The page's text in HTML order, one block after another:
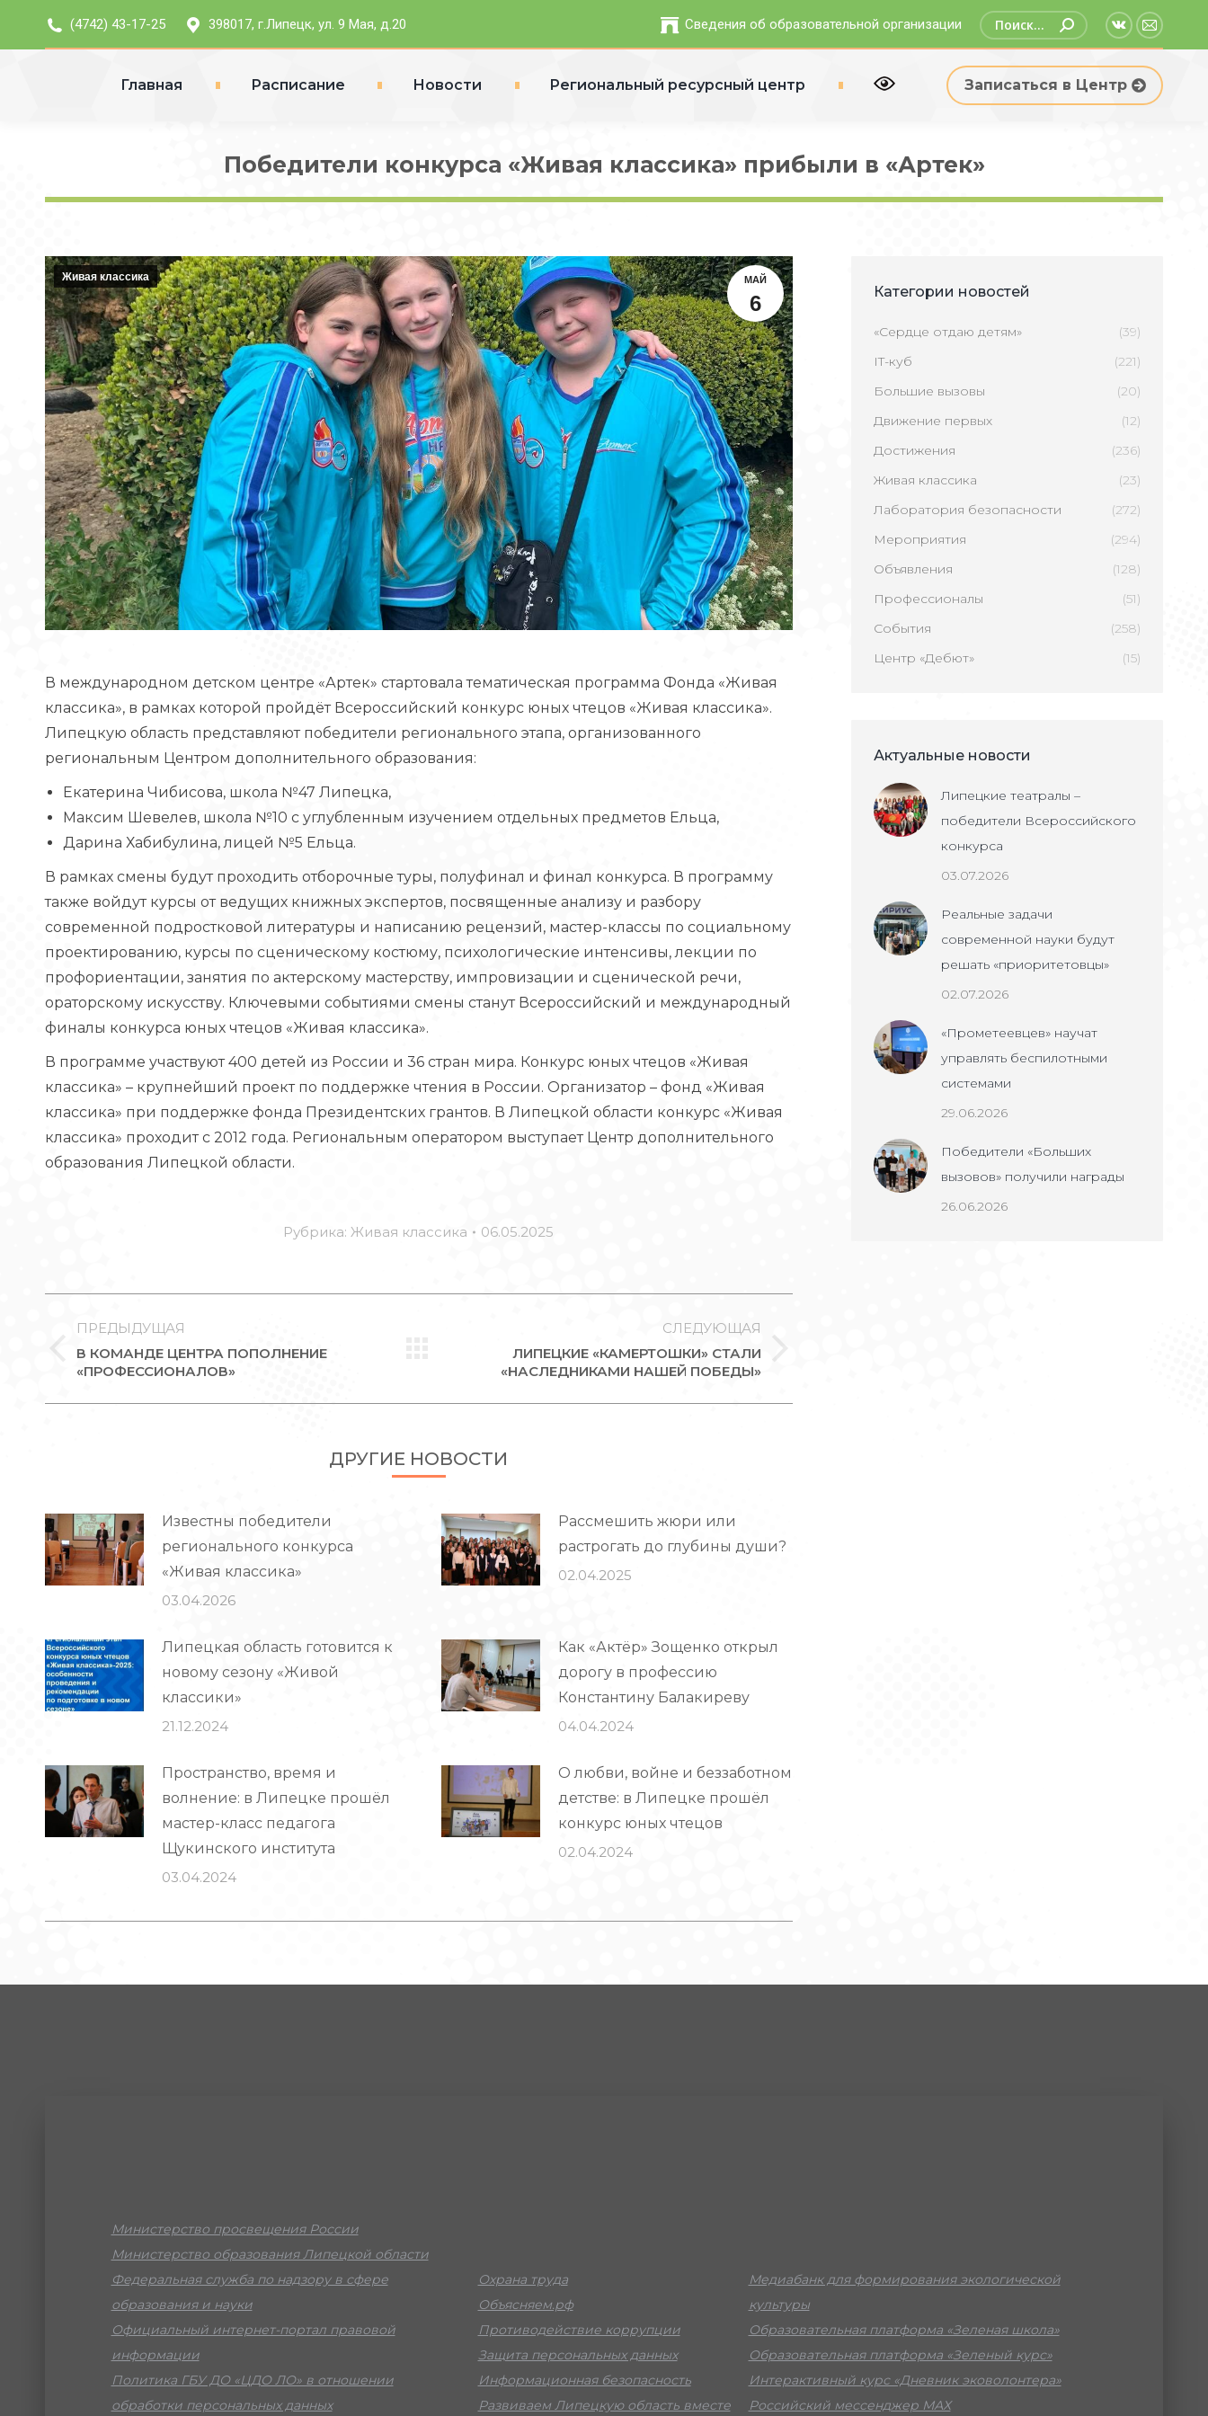
(4742) 43-17-25 398017, г.Липецк, ул. 9 Мая, д.20 Сведения об образовательной организации Поиск:
Страница
Вконтакте
Email
Главная Расписание Новости Региональный ресурсный центр Записаться в Центр
Победители конкурса «Живая классика» прибыли в «Артек»
МАЙ
6
Живая классика
В международном детском центре «Артек» стартовала тематическая программа Фонда «Живая
классика», в рамках которой пройдёт Всероссийский конкурс юных чтецов «Живая классика».
Липецкую область представляют победители регионального этапа, организованного
региональным Центром дополнительного образования:
Екатерина Чибисова, школа №47 Липецка,
Максим Шевелев, школа №10 с углубленным изучением отдельных предметов Ельца,
Дарина Хабибулина, лицей №5 Ельца.
В рамках смены будут проходить отборочные туры, полуфинал и финал конкурса. В программу
также войдут курсы от ведущих книжных экспертов, посвященные анализу и разбору
современной подростковой литературы и написанию рецензий, мастер-классы по социальному
проектированию, курсы по сценическому костюму, психологические интенсивы, лекции по
профориентации, занятия по актерскому мастерству, импровизации и сценической речи,
ораторскому искусству. Ключевыми событиями смены станут Всероссийский и международный
финалы конкурса юных чтецов «Живая классика».
В программе участвуют 400 детей из России и 36 стран мира. Конкурс юных чтецов «Живая
классика» – крупнейший проект по поддержке чтения в России. Организатор – фонд «Живая
классика» при поддержке фонда Президентских грантов. В Липецкой области конкурс «Живая
классика» проходит с 2012 года. Региональным оператором выступает Центр дополнительного
образования Липецкой области.
Рубрика: Живая классика 06.05.2025
ПО
ЗАПИСЯМ
ПРЕДЫДУЩАЯ
Предыдущая
В КОМАНДЕ ЦЕНТРА ПОПОЛНЕНИЕ
«ПРОФЕССИОНАЛОВ»
СЛЕДУЮЩАЯ
СледующаяЛИПЕЦКИЕ «КАМЕРТОШКИ» СТАЛИ
«НАСЛЕДНИКАМИ НАШЕЙ ПОБЕДЫ»
ДРУГИЕ НОВОСТИ
Известны победители
регионального конкурса
«Живая классика»
03.04.2026
Рассмешить жюри или
растрогать до глубины души?
02.04.2025
Липецкая область готовится к
новому сезону «Живой
классики»
21.12.2024
Как «Актёр» Зощенко открыл
дорогу в профессию
Константину Балакиреву
04.04.2024
Пространство, время и
волнение: в Липецке прошёл
мастер-класс педагога
Щукинского института
03.04.2024
О любви, войне и беззаботном
детстве: в Липецке прошёл
конкурс юных чтецов
02.04.2024
Категории новостей
«Сердце отдаю детям»
(39)
IT-куб
(221)
Большие вызовы
(20)
Движение первых
(12)
Достижения
(236)
Живая классика
(23)
Лаборатория безопасности
(272)
Мероприятия
(294)
Объявления
(128)
Профессионалы
(51)
События
(258)
Центр «Дебют»
(15)
Актуальные новости
Липецкие театралы –
победители Всероссийского
конкурса
03.07.2026
Реальные задачи
современной науки будут
решать «приоритетовцы»
02.07.2026
«Прометеевцев» научат
управлять беспилотными
системами
29.06.2026
Победители «Больших
вызовов» получили награды
26.06.2026
Министерство просвещения России
Министерство образования Липецкой области
Федеральная служба по надзору в сфере
образования и науки
Официальный интернет-портал правовой
информации
Политика ГБУ ДО «ЦДО ЛО» в отношении
обработки персональных данных
Охрана труда
Объясняем.рф
Противодействие коррупции
Защита персональных данных
Информационная безопасность
Развиваем Липецкую область вместе
Медиабанк для формирования экологической
культуры
Образовательная платформа «Зеленая школа»
Образовательная платформа «Зеленый курс»
Интерактивный курс «Дневник эковолонтера»
Российский мессенджер МАХ